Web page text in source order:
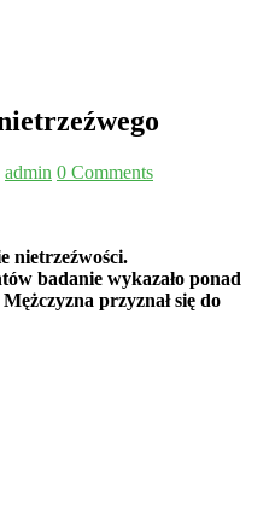
admin 0 Comments
nietrzeźwości.
badanie wykazało ponad
przyznał się do